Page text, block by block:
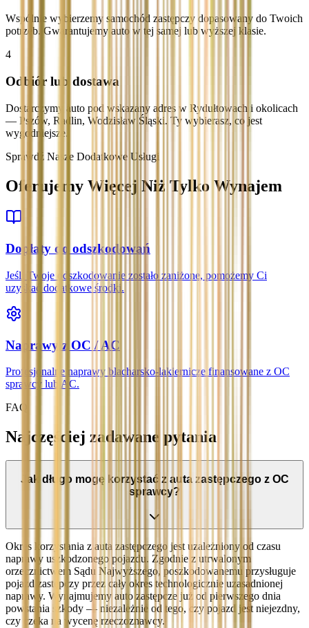
Wspólnie wybierzemy samochód zastępczy dopasowany do Twoich
potrzeb. Gwarantujemy auto w tej samej lub wyższej klasie.
4
Odbiór lub dostawa
Dostarczymy auto pod wskazany adres w Rydułtowach i okolicach
— Pszów, Radlin, Wodzisław Śląski. Ty wybierasz, co jest
wygodniejsze.
Sprawdź Nasze Dodatkowe Usługi
Oferujemy Więcej Niż Tylko Wynajem
Dopłaty do odszkodowań
Jeśli Twoje odszkodowanie zostało zaniżone, pomożemy Ci
uzyskać dodatkowe środki.
Naprawy z OC / AC
Profesjonalne naprawy blacharsko-lakiernicze finansowane z OC
sprawcy lub AC.
FAQ
Najczęściej zadawane pytania
Jak długo mogę korzystać z auta zastępczego z OC
sprawcy?
Okres korzystania z auta zastępczego jest uzależniony od czasu
naprawy uszkodzonego pojazdu. Zgodnie z utrwalonym
orzecznictwem Sądu Najwyższego, poszkodowanemu przysługuje
pojazd zastępczy przez cały okres technologicznie uzasadnionej
naprawy. Wynajmujemy auto zastępcze już od pierwszego dnia
powstania szkody — niezależnie od tego, czy pojazd jest niejezdny,
czy czeka na wycenę rzeczoznawcy.